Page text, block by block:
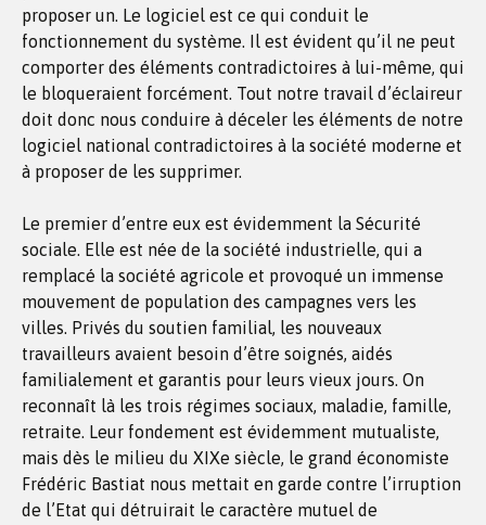
proposer un. Le logiciel est ce qui conduit le
fonctionnement du système. Il est évident qu’il ne peut
comporter des éléments contradictoires à lui-même, qui
le bloqueraient forcément. Tout notre travail d’éclaireur
doit donc nous conduire à déceler les éléments de notre
logiciel national contradictoires à la société moderne et
à proposer de les supprimer.
Le premier d’entre eux est évidemment la Sécurité
sociale. Elle est née de la société industrielle, qui a
remplacé la société agricole et provoqué un immense
mouvement de population des campagnes vers les
villes. Privés du soutien familial, les nouveaux
travailleurs avaient besoin d’être soignés, aidés
familialement et garantis pour leurs vieux jours. On
reconnaît là les trois régimes sociaux, maladie, famille,
retraite. Leur fondement est évidemment mutualiste,
mais dès le milieu du XIXe siècle, le grand économiste
Frédéric Bastiat nous mettait en garde contre l’irruption
de l’Etat qui détruirait le caractère mutuel de